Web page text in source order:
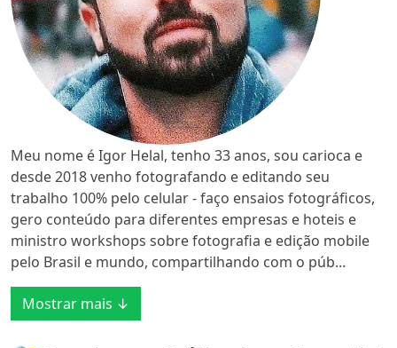
Meu nome é Igor Helal, tenho 33 anos, sou carioca e
desde 2018 venho fotografando e editando seu
trabalho 100% pelo celular - faço ensaios fotográficos,
gero conteúdo para diferentes empresas e hoteis e
ministro workshops sobre fotografia e edição mobile
pelo Brasil e mundo, compartilhando com o púb...
Mostrar mais ↓